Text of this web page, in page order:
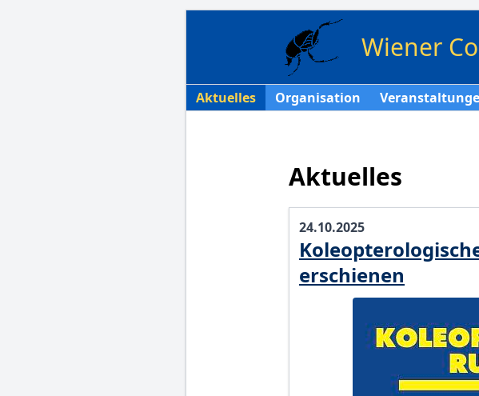
Wiener
Aktuelles Organisation
Aktuelles
24.10.2025
erschienen